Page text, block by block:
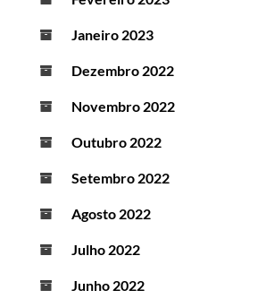
Janeiro 2023
Dezembro 2022
Novembro 2022
Outubro 2022
Setembro 2022
Agosto 2022
Julho 2022
Junho 2022